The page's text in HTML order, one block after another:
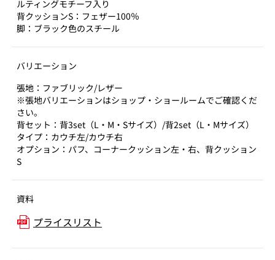
ルティングモチーフ入り
背クッションS：フェザー100％
脚：ブラック色のスチール
バリエーション
張地：ファブリック/レザー
※張地バリエーションはショップ・ショールームでご確認くだ
さい。
背セット：背3set（L・M・Sサイズ）/背2set（L・Mサイズ）
タイプ：カウチ左/カウチ右
オプション：パフ、コーナークッション左・右、背クッション
S
資料
プライスリスト